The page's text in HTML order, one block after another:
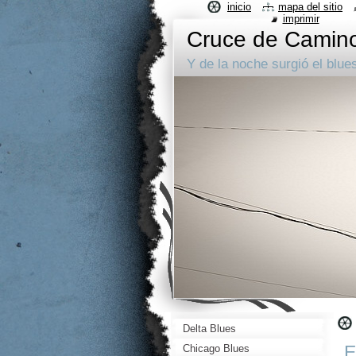
Cruce de
Y de la noche surgió el
Delta Blues
Chicago Blues
inicio mapa del sitio
imprimir